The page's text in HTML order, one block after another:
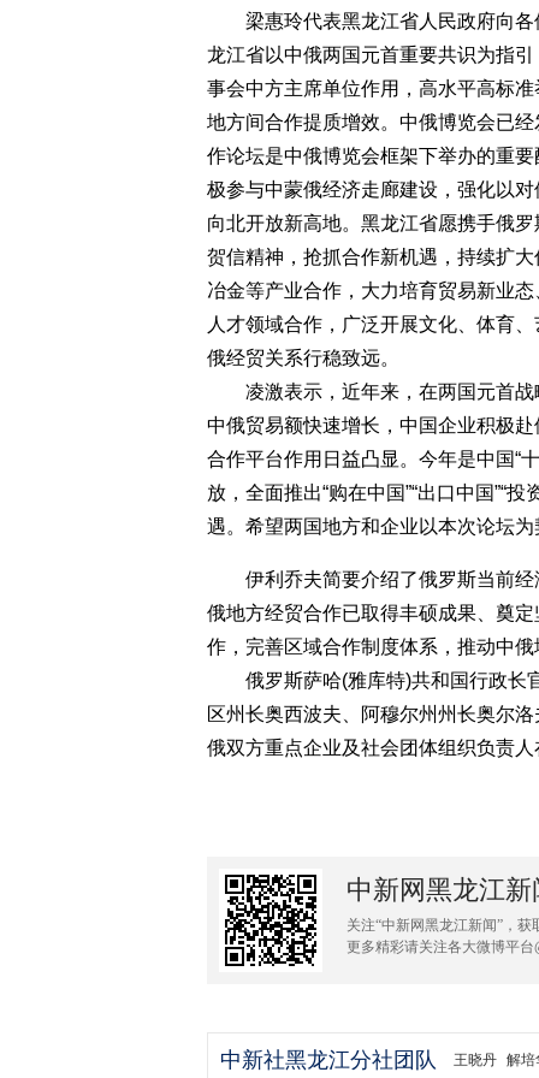
梁惠玲代表黑龙江省人民政府向各
龙江省以中俄两国元首重要共识为指
事会中方主席单位作用，高水平高标
地方间合作提质增效。中俄博览会已
作论坛是中俄博览会框架下举办的重
极参与中蒙俄经济走廊建设，强化以
向北开放新高地。黑龙江省愿携手俄
贺信精神，抢抓合作新机遇，持续扩
冶金等产业合作，大力培育贸易新业
人才领域合作，广泛开展文化、体育
俄经贸关系行稳致远。
凌激表示，近年来，在两国元首战
中俄贸易额快速增长，中国企业积极
合作平台作用日益凸显。今年是中国“
放，全面推出“购在中国”“出口中国”“
遇。希望两国地方和企业以本次论坛
伊利乔夫简要介绍了俄罗斯当前经
俄地方经贸合作已取得丰硕成果、奠
作，完善区域合作制度体系，推动中
俄罗斯萨哈(雅库特)共和国行政长
区州长奥西波夫、阿穆尔州州长奥尔
俄双方重点企业及社会团体组织负责
中新网黑龙江
关注“中新网黑龙江新闻”，获
更多精彩请关注各大微博平
中新社黑龙江分社团队 王晓丹 解培